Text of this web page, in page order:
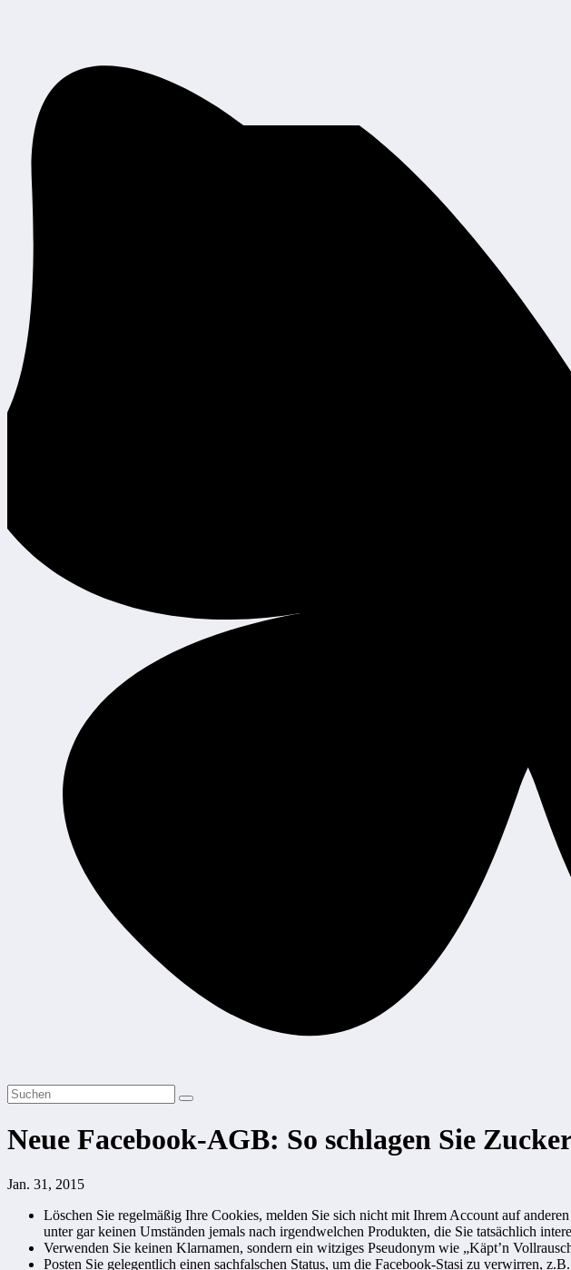
Neue Facebook-AGB: So schlagen Sie
Jan. 31, 2015
Löschen Sie regelmäßig Ihre Cookies, melden Sie sich nicht mit Ihrem Account auf
unter gar keinen Umständen jemals nach irgendwelchen Produkten, die Sie tatsächlich
Verwenden Sie keinen Klarnamen, sondern ein witziges Pseudonym wie „Käpt’n
Posten Sie gelegentlich einen sachfalschen Status, um die Facebook-Stasi zu verwirren,